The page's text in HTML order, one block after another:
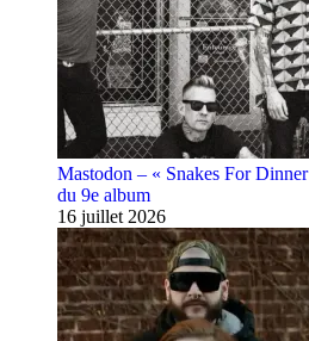
Mastodon – « Snakes For
du 9e album
16 juillet 2026